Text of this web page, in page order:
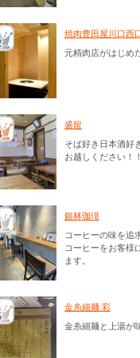
焼肉豊田屋川口西
元精肉店がはじめ
盛留
そば好き日本酒好
お越しください！！
銀林珈琲
コーヒーの味を追
コーヒーをお客様
ます。
金糸細麺 彩
金糸細麺と上湯が